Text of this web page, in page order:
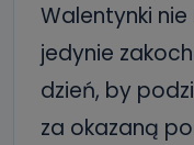
Walentynki
jedynie
dzień, by
za okazaną